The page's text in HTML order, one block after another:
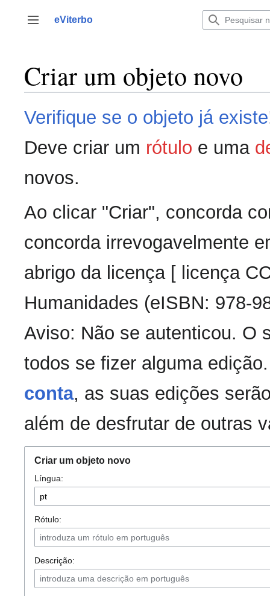
para
Alternar barra lateral
eViterbo
Criar um objeto novo
Verifique se o objeto já existe
Deve criar um rótulo e uma
novos.
Ao clicar "Criar", concorda
concorda irrevogavelmente
abrigo da licença [ licença
Humanidades (eISBN: 978-
Aviso: Não se autenticou. O
todos se fizer alguma
conta, as suas edições
além de desfrutar de outras
Criar um objeto novo
Língua:
Rótulo:
Descrição: